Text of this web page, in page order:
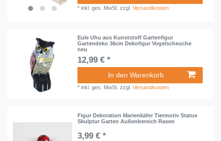
*inkl. ges. MwSt. zzgl.Versandkosten
Eule Uhu aus Kunststoff Gartenfigur
Gartendeko 36cm Dekofigur Vogelscheuche
neu
12,99 € *
In den Warenkorb
*inkl. ges. MwSt. zzgl.Versandkosten
Figur Dekoration Marienkäfer Tiermotiv Statue
Skulptur Garten Außenbereich Rasen
3,99 € *